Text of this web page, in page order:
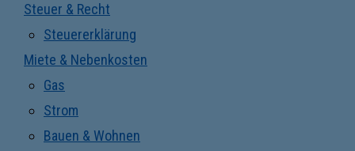
Steuer & Recht
Steuererklärung
Miete & Nebenkosten
Gas
Strom
Bauen & Wohnen